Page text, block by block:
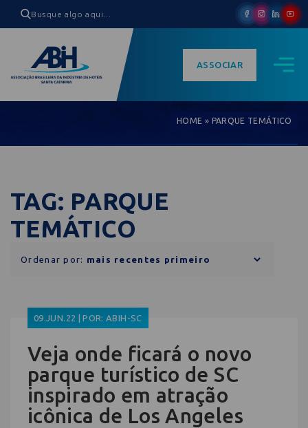
ASSOCIAR
HOME » PARQUE TEMÁTICO
TAG: PARQUE
TEMÁTICO
Ordenar por:
09.JUN.22 | POR: ABIH-SC
Veja onde ficará o novo
parque turístico de SC
inspirado em atração
icônica de Los Angeles